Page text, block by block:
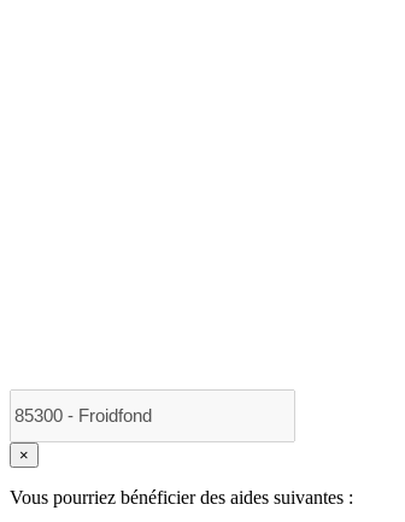
×
Vous pourriez bénéficier des aides suivantes :